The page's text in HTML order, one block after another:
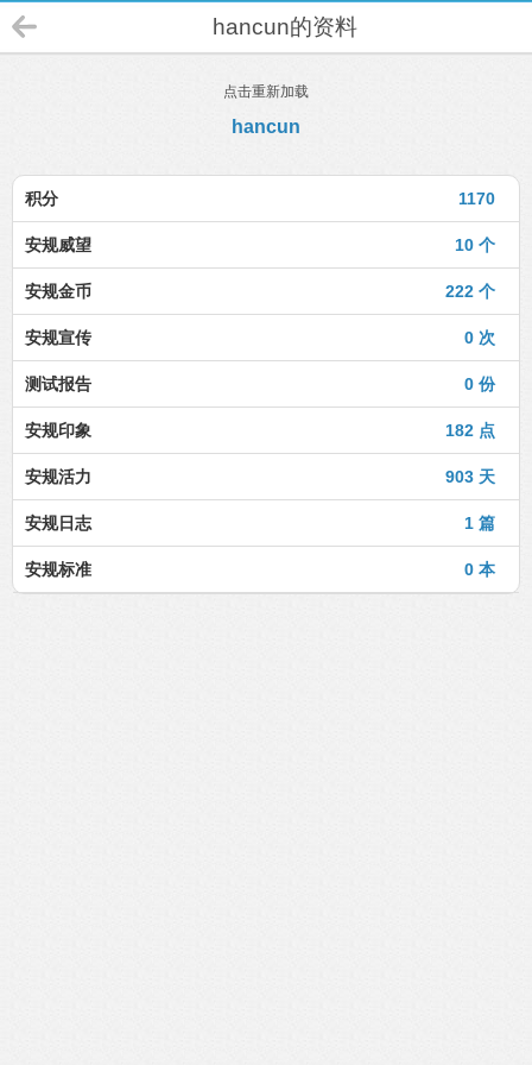
hancun的资料
点击重新加载
hancun
1170
积分
10 个
安规威望
222 个
安规金币
0 次
安规宣传
0 份
测试报告
182 点
安规印象
903 天
安规活力
1 篇
安规日志
0 本
安规标准